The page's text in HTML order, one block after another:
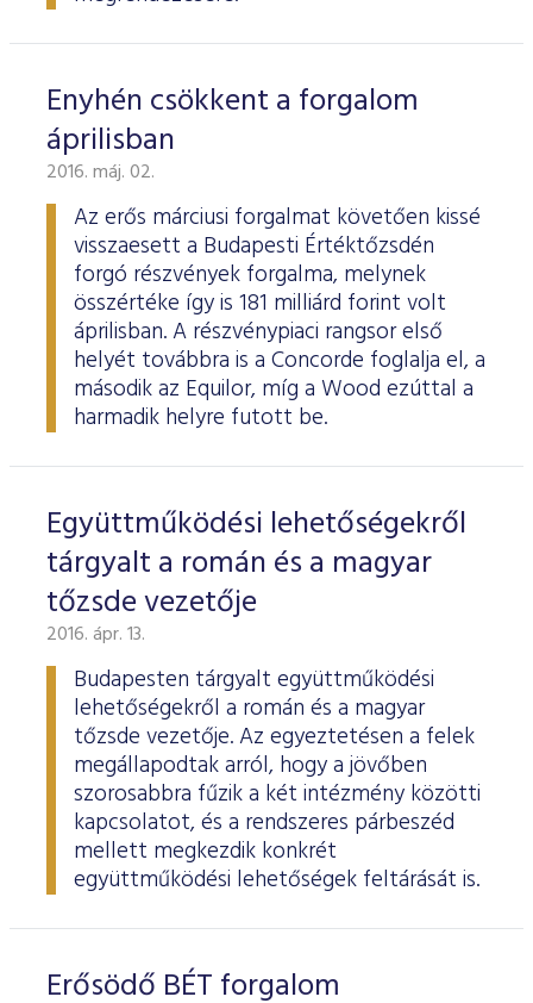
Enyhén csökkent a forgalom
áprilisban
2016. máj. 02.
Az erős márciusi forgalmat követően kissé
visszaesett a Budapesti Értéktőzsdén
forgó részvények forgalma, melynek
összértéke így is 181 milliárd forint volt
áprilisban. A részvénypiaci rangsor első
helyét továbbra is a Concorde foglalja el, a
második az Equilor, míg a Wood ezúttal a
harmadik helyre futott be.
Együttműködési lehetőségekről
tárgyalt a román és a magyar
tőzsde vezetője
2016. ápr. 13.
Budapesten tárgyalt együttműködési
lehetőségekről a román és a magyar
tőzsde vezetője. Az egyeztetésen a felek
megállapodtak arról, hogy a jövőben
szorosabbra fűzik a két intézmény közötti
kapcsolatot, és a rendszeres párbeszéd
mellett megkezdik konkrét
együttműködési lehetőségek feltárását is.
Erősödő BÉT forgalom